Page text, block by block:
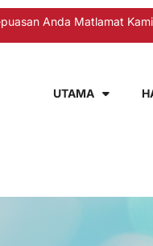
Anda Matlamat Kami
UTAMA